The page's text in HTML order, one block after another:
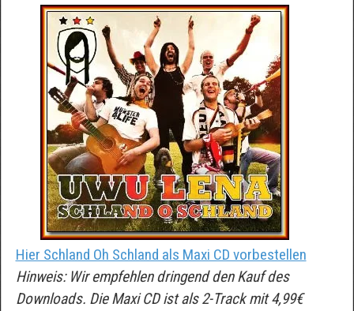
Hier Schland Oh Schland als Maxi CD vorbestellen
Hinweis: Wir empfehlen dringend den Kauf des
Downloads. Die Maxi CD ist als 2-Track mit 4,99€